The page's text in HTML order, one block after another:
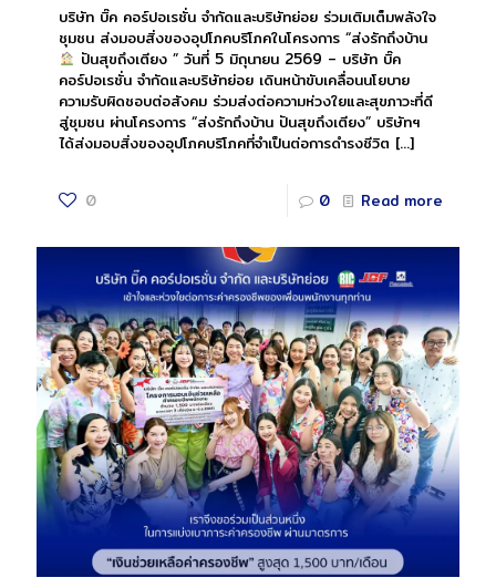
บริษัท บิ๊ค คอร์ปอเรชั่น จำกัดและบริษัทย่อย ร่วมเติมเต็มพลังใจ
ชุมชน ส่งมอบสิ่งของอุปโภคบริโภคในโครงการ “ส่งรักถึงบ้าน
ปันสุขถึงเตียง ” วันที่ 5 มิถุนายน 2569 – บริษัท บิ๊ค
คอร์ปอเรชั่น จำกัดและบริษัทย่อย เดินหน้าขับเคลื่อนนโยบาย
ความรับผิดชอบต่อสังคม ร่วมส่งต่อความห่วงใยและสุขภาวะที่ดี
สู่ชุมชน ผ่านโครงการ “ส่งรักถึงบ้าน ปันสุขถึงเตียง” บริษัทฯ
ได้ส่งมอบสิ่งของอุปโภคบริโภคที่จำเป็นต่อการดำรงชีวิต […]
0 0 Read more